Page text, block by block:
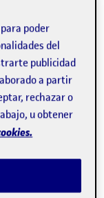
y flexibles.
poder
del
publicidad
a partir
rechazar o
u obtener